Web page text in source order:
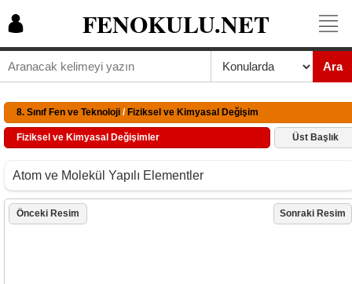
FENOKULU.NET
Ara
8. Sınıf Fen ve Teknoloji / Fiziksel ve Kimyasal Değişim
Fiziksel ve Kimyasal Değişimler Üst Başlık
Atom ve Molekül Yapılı Elementler
Önceki Resim Sonraki Resim